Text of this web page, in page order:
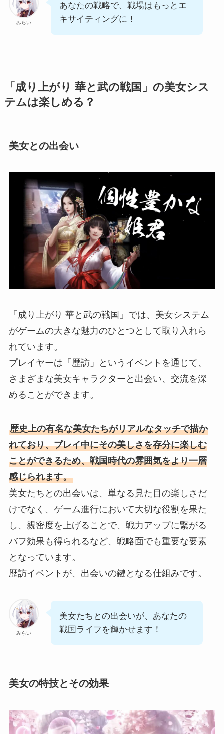
みらい
あなたの戦略で、戦場はもっとエ
キサイティングに！
「成り上がり 華と武の戦国」の美女シス
テムは楽しめる？
美女との出会い
「成り上がり 華と武の戦国」では、美女システム
がゲームの大きな魅力のひとつとして取り入れら
れています。
プレイヤーは「歴訪」というイベントを通じて、
さまざまな美女キャラクターと出会い、交流を深
めることができます。
歴史上の有名な美女たちがリアルなタッチで描か
れており、プレイ中にその美しさを存分に楽しむ
ことができるため、戦国時代の雰囲気をより一層
感じられます。
美女たちとの出会いは、単なる見た目の楽しさだ
けでなく、ゲーム進行において大切な役割を果た
し、親密度を上げることで、戦力アップに繋がる
バフ効果も得られるなど、戦略面でも重要な要素
となっています。
歴訪イベントが、出会いの鍵となる仕組みです。
みらい
美女たちとの出会いが、あなたの
戦国ライフを輝かせます！
美女の特技とその効果